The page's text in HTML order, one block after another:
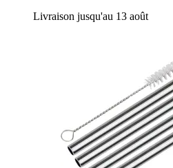
Livraison jusqu'au 13 août